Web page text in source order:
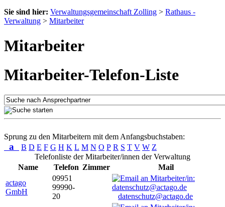
Sie sind hier: Verwaltungsgemeinschaft Zolling > Rathaus -
Verwaltung > Mitarbeiter
Mitarbeiter
Mitarbeiter-Telefon-Liste
Sprung zu den Mitarbeitern mit dem Anfangsbuchstaben:
a B D E F G H K L M N O P R S T V W Z
Telefonliste der Mitarbeiter/innen der Verwaltung
Name
Telefon Zimmer
Mail
actago
GmbH
09951
99990-
20
datenschutz@actago.de